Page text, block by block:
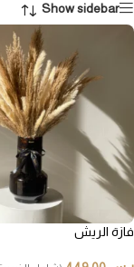
Show sidebar
فازة الريش